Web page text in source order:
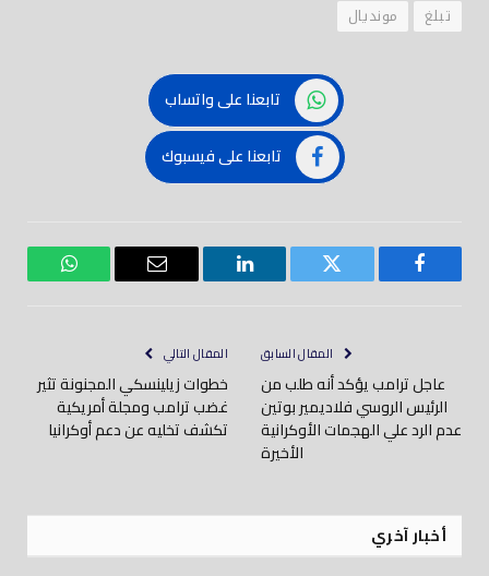
تبلغ
مونديال
تابعنا على واتساب
تابعنا على فيسبوك
فيسبوك تويتر لينكدود
بريد
واتساب
المقال السابق
عاجل ترامب يؤكد أنه طلب من
الرئيس الروسي فلاديمير بوتين
عدم الرد علي الهجمات الأوكرانية
الأخيرة
المقال التالي
خطوات زيلينسكي المجنونة تثير
غضب ترامب ومجلة أمريكية
تكشف تخليه عن دعم أوكرانيا
أخبار آخري